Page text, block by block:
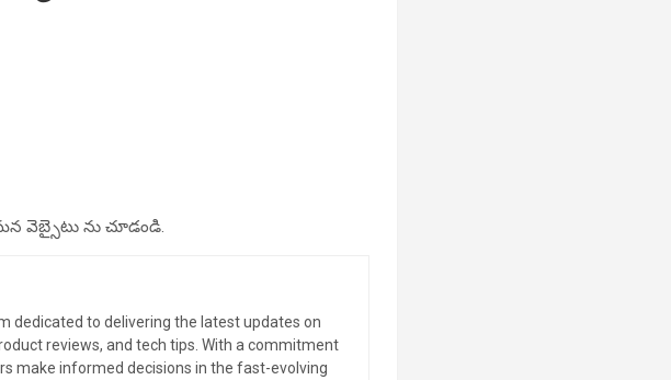
వెబ్సైటు ను చూడండి.
dedicated to delivering the latest updates on
reviews, and tech tips. With a commitment
make informed decisions in the fast-evolving